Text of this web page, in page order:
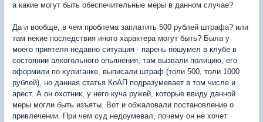
а какие могут быть обеспечительные меры в данном случае?
Да и вообще, в чем проблема заплатить 500 рублей штрафа? или
там некие последствия иного характера могут быть? Была у
моего приятеля недавно ситуация - парень пошумел в клубе в
состоянии алкогольного опьянения, там вызвали полицию, его
оформили по хулиганке, выписали штраф (толи 500, толи 1000
рублей), но данная статья КоАП подразумевает в том числе и
арест. А он охотник, у него куча ружей, которые ввиду данной
меры могли быть изъяты. Вот и обжаловали постановление о
привлечении. При чем суд недоумевал, почему он не хочет